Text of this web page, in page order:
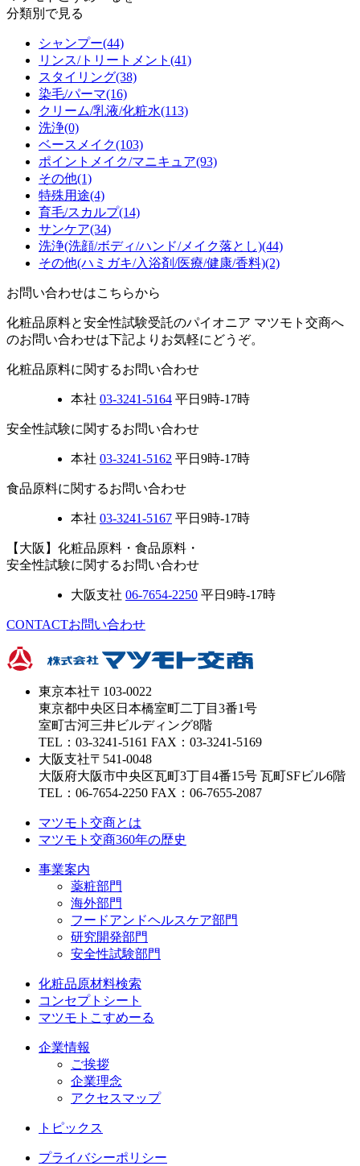
分類別で見る
シャンプー(44)
リンス/トリートメント (41)
スタイリング(38)
染毛/パーマ(16)
クリーム/乳液/化粧水(113)
洗浄(0)
ベースメイク(103)
ポイントメイク/マニキュア(93)
その他(1)
特殊用途(4)
育毛/スカルプ(14)
サンケア(34)
洗浄(洗顔/ボディ/ハンド/メイク落とし)(44)
その他(ハミガキ/入浴剤/医療/健康/香料)(2)
お問い合わせはこちらから
化粧品原料と安全性試験受託のパイオニア マツモト交商へ
のお問い合わせは下記よりお気軽にどうぞ。
化粧品原料に関するお問い合わせ
本社 03-3241-5164 平日9時-17時
安全性試験に関するお問い合わせ
本社 03-3241-5162 平日9時-17時
食品原料に関するお問い合わせ
本社 03-3241-5167 平日9時-17時
【大阪】化粧品原料・食品原料・
安全性試験に関するお問い合わせ
大阪支社 06-7654-2250 平日9時-17時
CONTACTお問い合わせ
東京本社〒103-0022
東京都中央区日本橋室町二丁目3番1号
室町古河三井ビルディング8階
TEL：03-3241-5161 FAX：03-3241-5169
大阪支社〒541-0048
大阪府大阪市中央区瓦町3丁目4番15号 瓦町SFビル6階
TEL：06-7654-2250 FAX：06-7655-2087
マツモト交商とは
マツモト交商360年の歴史
事業案内
薬粧部門
海外部門
フードアンドヘルスケア部門
研究開発部門
安全性試験部門
化粧品原材料検索
コンセプトシート
マツモトこすめーる
企業情報
ご挨拶
企業理念
アクセスマップ
トピックス
プライバシーポリシー